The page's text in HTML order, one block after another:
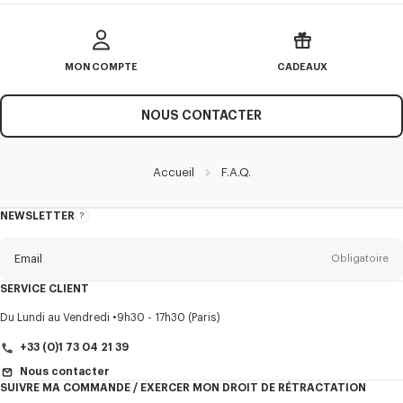
MON COMPTE CADEAUX
NOUS CONTACTER
et vous remercions de votre achat.
Accueil F.A.Q.
NEWSLETTER
A
Email Obligatoire
Titre Obligatoire
SERVICE CLIENT
Du Lundi au Vendredi 9h30 - 17h30 (Paris)
+33 (0)1 73 04 21 39
Nous contacter
SUIVRE MA COMMANDE / EXERCER MON DROIT DE RÉTRACTATION